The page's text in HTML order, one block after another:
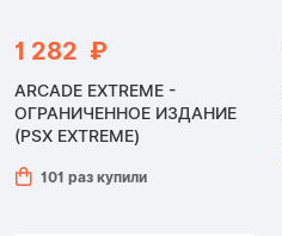
1 282 ₽
ARCADE EXTREME -
ОГРАНИЧЕННОЕ ИЗДАНИЕ
(PSX EXTREME)
101 раз купили